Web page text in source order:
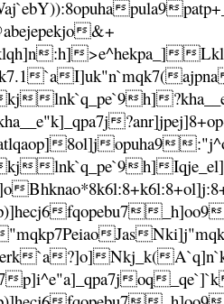
pula9
&+
:h]>e^hekpa_]
`aI]uk"n`mqk7(
kjlnk`q_pe`9h]
8ol]jopuha9
kjlnk`q_pe`9h]
fqopebu7_h]oo9
"mqkp7PeiaoJas
`a?]o]Nkj_k(
p]i^e"a]_qpa7joq